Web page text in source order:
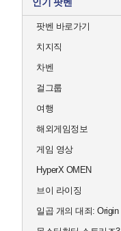
팟벤 바로가기
치지직
차벤
걸그룹
여행
해외게임정보
게임 영상
HyperX OMEN
브이 라이징
일곱 개의 대죄: Origin